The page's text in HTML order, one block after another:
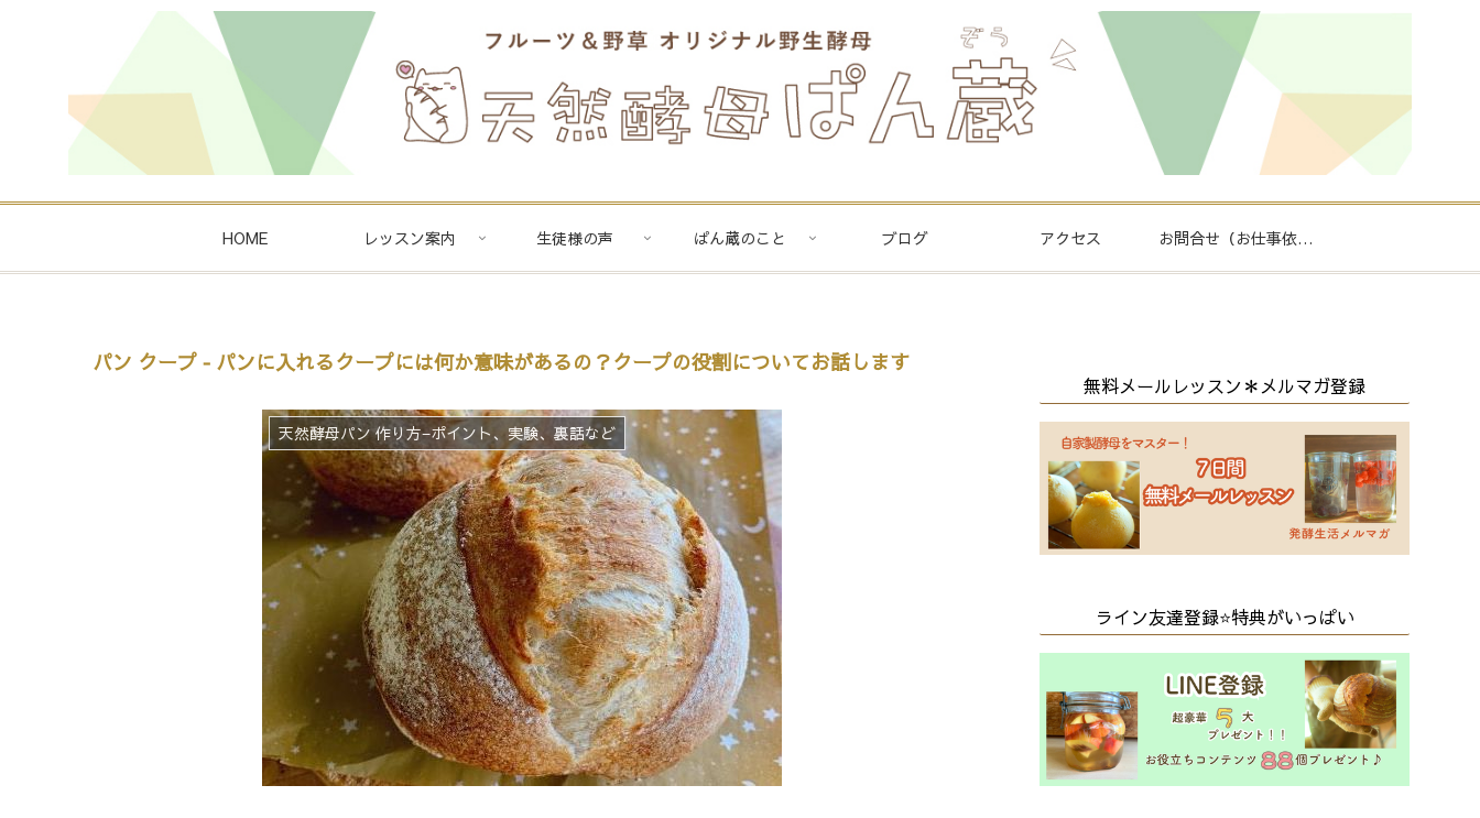
HOME レッスン案内 生徒様の声 ぱん蔵のこと ブログ アクセス お問合せ（お仕事依頼
パン クープ ‐ パンに入れるクープには何か意味があるの？クープの役割についてお話します
天然酵母パン 作り方−ポイント、実験、裏話など
無料メールレッスン＊メルマガ登録
ライン友達登録⭐️特典がいっぱい